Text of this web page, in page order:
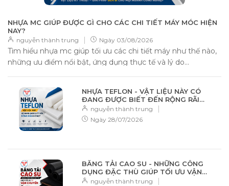
NHỰA MC GIÚP ĐƯỢC GÌ CHO CÁC CHI TIẾT MÁY MÓC HIỆN
NAY?
nguyễn thành trung | Ngày 03/08/2026
Tìm hiểu nhựa mc giúp tối ưu các chi tiết máy như thế nào,
những ưu điểm nổi bật, ứng dụng thực tế và lý do...
NHỰA TEFLON - VẬT LIỆU NÀY CÓ
ĐANG ĐƯỢC BIẾT ĐẾN RỘNG RÃI
KHÔNG?
nguyễn thành trung |
Ngày 28/07/2026
BĂNG TẢI CAO SU - NHỮNG CÔNG
DỤNG ĐẶC THÙ GIÚP TỐI ƯU VẬN
CHUYỂN
nguyễn thành trung |